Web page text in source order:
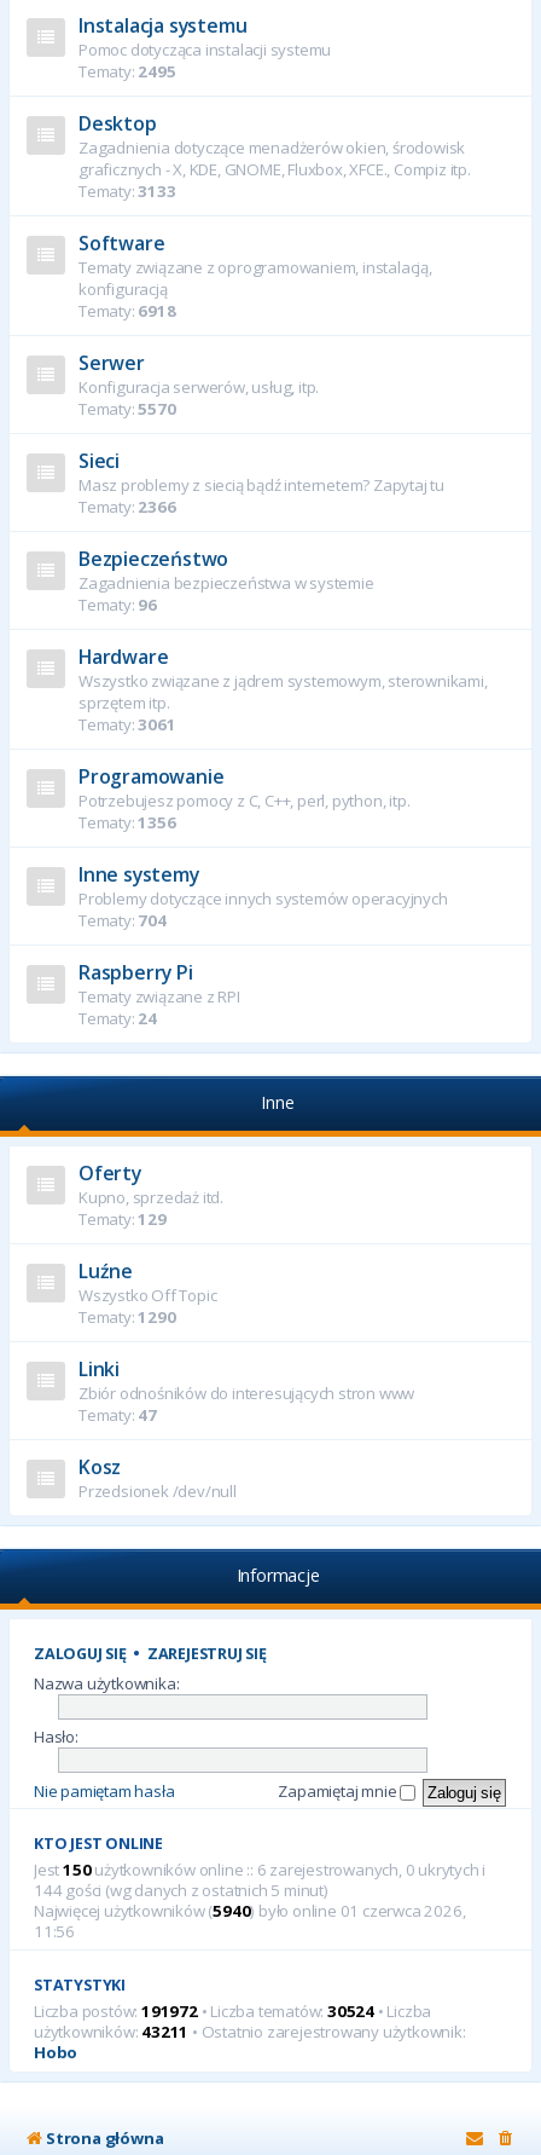
Instalacja systemu
Pomoc dotycząca instalacji systemu
Tematy: 2495
Desktop
Zagadnienia dotyczące menadżerów okien, środowisk
graficznych - X, KDE, GNOME, Fluxbox, XFCE., Compiz itp.
Tematy:3133
Software
Tematy związane z oprogramowaniem, instalacją,
konfiguracją
Tematy: 6918
Serwer
Konfiguracja serwerów, usług, itp.
Tematy:5570
Sieci
Masz problemy z siecią bądź internetem? Zapytaj tu
Tematy: 2366
Bezpieczeństwo
Zagadnienia bezpieczeństwa w systemie
Tematy: 96
Hardware
Wszystko związane z jądrem systemowym, sterownikami,
sprzętem itp.
Tematy:3061
Programowanie
Potrzebujesz pomocy z C, C++, perl, python, itp.
Tematy:1356
Inne systemy
Problemy dotyczące innych systemów operacyjnych
Tematy: 704
Raspberry Pi
Tematy związane z RPI
Tematy: 24
Inne
Oferty
Kupno, sprzedaż itd.
Tematy:129
Luźne
Wszystko Off Topic
Tematy:1290
Linki
Zbiór odnośników do interesujących stron www
Tematy: 47
Kosz
Przedsionek /dev/null
Informacje
ZALOGUJ SIĘ• ZAREJESTRUJ SIĘ
Nazwa użytkownika:
Hasło:
Nie pamiętam hasła Zapamiętaj mnie
KTO JEST ONLINE
Jest150użytkowników online :: 6 zarejestrowanych, 0 ukrytych i
144 gości (wg danych z ostatnich 5 minut)
Najwięcej użytkowników (5940) było online 01 czerwca 2026,
11:56
STATYSTYKI
Liczba postów: 191972• Liczba tematów:30524 • Liczba
użytkowników: 43211 • Ostatnio zarejestrowany użytkownik:
Hobo
Strona główna